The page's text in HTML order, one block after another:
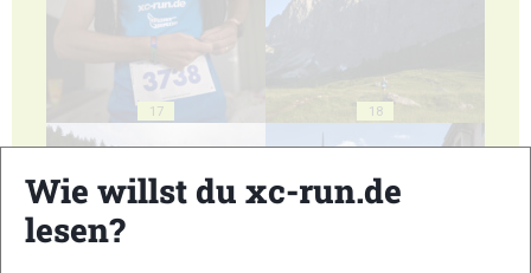
17 18
Wie willst du xc-run.de
lesen?